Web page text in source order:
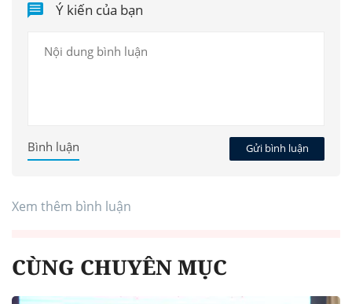
Ý kiến của bạn
Gửi bình luận
Bình luận
Xem thêm bình luận
CÙNG CHUYÊN MỤC